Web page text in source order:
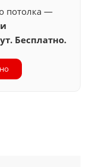
потолка —
Бесплатно.